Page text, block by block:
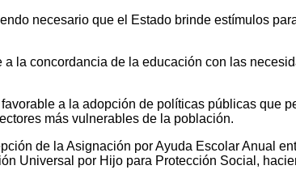
necesario que el Estado brinde estímulos
la concordancia de la educación con las
a la adopción de políticas públicas que
más vulnerables de la población.
de la Asignación por Ayuda Escolar Anual
Universal por Hijo para Protección Social,